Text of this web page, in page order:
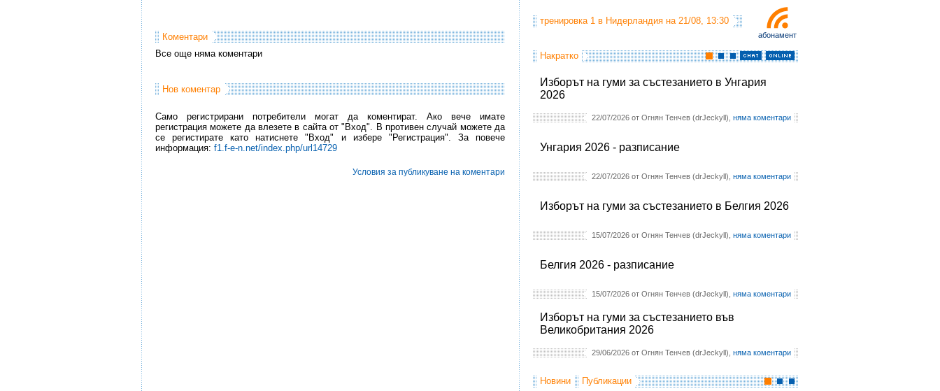
абонамент
тренировка 1 в Нидерландия на 21/08, 13:30
Накратко
Изборът на гуми за състезанието в Унгария
2026
22/07/2026 от Огнян Тенчев (drJeckyll), няма коментари
Унгария 2026 - разписание
22/07/2026 от Огнян Тенчев (drJeckyll), няма коментари
Изборът на гуми за състезанието в Белгия 2026
15/07/2026 от Огнян Тенчев (drJeckyll), няма коментари
Белгия 2026 - разписание
15/07/2026 от Огнян Тенчев (drJeckyll), няма коментари
Изборът на гуми за състезанието във
Великобритания 2026
29/06/2026 от Огнян Тенчев (drJeckyll), няма коментари
Новини Публикации
Коментари
Все още няма коментари
Нов коментар
Само регистрирани потребители могат да коментират. Ако вече имате
регистрация можете да влезете в сайта от "Вход". В противен случай можете да
се регистирате като натиснете "Вход" и избере "Регистрация". За повече
информация: f1.f-e-n.net/index.php/url14729
Условия за публикуване на коментари